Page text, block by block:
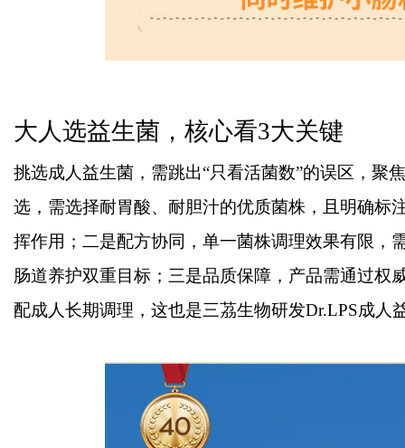
大人选益生菌，核心看3大关键
挑选成人益生菌，需跳出“只看活菌数”的误区，聚
选，需选择耐胃酸、耐胆汁的优质菌株，且明确标
挥作用；二是配方协同，单一菌株调理效果有限，
肠道养护双重目标；三是品质保障，产品需通过权
配成人长期调理，这也是三茘生物研发Dr.LPS成人